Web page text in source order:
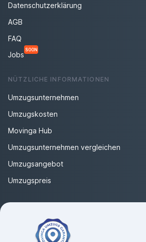
Datenschutzerklärung
AGB
FAQ
Jobs
SOON
NÜTZLICHE INFORMATIONEN
Umzugsunternehmen
Umzugskosten
Movinga Hub
Umzugsunternehmen vergleichen
Umzugsangebot
Umzugspreis